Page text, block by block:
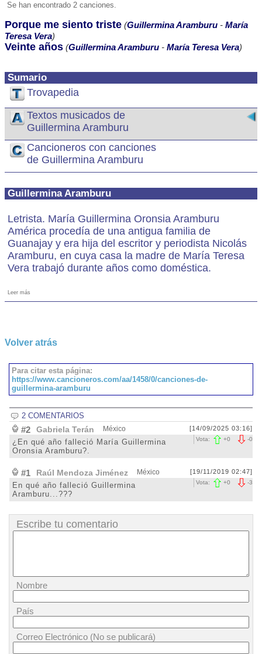
Se han encontrado 2 canciones.
Sumario
Trovapedia
Textos musicados de
Guillermina Aramburu
Cancioneros con canciones
de Guillermina Aramburu
Guillermina Aramburu
Letrista. María Guillermina Oronsia Aramburu
América procedía de una antigua familia de
Guanajay y era hija del escritor y periodista Nicolás
Aramburu, en cuya casa la madre de María Teresa
Vera trabajó durante años como doméstica.
Leer más
Porque me siento triste (Guillermina Aramburu - María
Teresa Vera)
Veinte años (Guillermina Aramburu - María Teresa Vera)
Volver atrás
Para citar esta página:
https://www.cancioneros.com/aa/1458/0/canciones-de-
guillermina-aramburu
2 COMENTARIOS
#2 Gabriela Terán México [14/09/2025 03:16]
-0
Vota: +0
¿En qué año falleció María Guillermina
Oronsia Aramburu?.
#1 Raúl Mendoza Jiménez México [19/11/2019 02:47]
-3
Vota: +0
En qué año falleció Guillermina
Aramburu...???
Escribe tu comentario
Nombre
País
Correo Electrónico (No se publicará)